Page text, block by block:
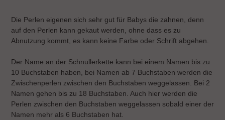
Die Perlen eigenen sich sehr gut für Babys die zahnen, denn
auf den Perlen kann gekaut werden, ohne dass es zu
Abnutzung kommt, es kann keine Farbe oder Schrift abgehen.
Der Name an der Schnullerkette kann bei einem Namen bis zu
10 Buchstaben haben, bei Namen ab 7 Buchstaben werden die
Zwischenperlen zwischen den Buchstaben weggelassen. Bei 2
Namen gehen bis zu 18 Buchstaben. Auch hier werden die
Perlen zwischen den Buchstaben weggelassen sobald einer der
Namen mehr als 6 Buchstaben hat.